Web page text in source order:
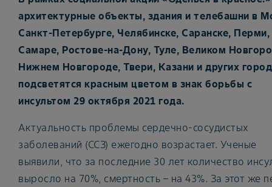
архитектурные объекты, здания и телебашни в
Санкт-Петербурге, Челябинске, Саранске, Перми,
Самаре, Ростове-на-Дону, Туле, Великом
Нижнем Новгороде, Твери, Казани и других
подсветятся красным цветом в знак борьбы с
инсультом 29 октября 2021 года.
Актуальность проблемы сердечно-сосудистых
заболеваний (ССЗ) ежегодно возрастает. Ученые
выявили, что за последние 30 лет количество
выросло на 70%, смертность – на 43%. За этот же